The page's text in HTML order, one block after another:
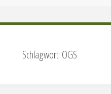
Schlagwort: OGS